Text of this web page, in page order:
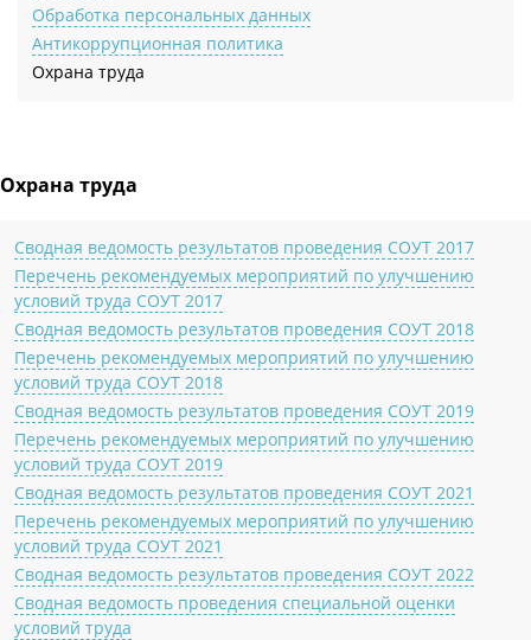
Обработка персональных данных
Антикоррупционная политика
Охрана труда
Охрана труда
Сводная ведомость результатов проведения СОУТ 2017
Перечень рекомендуемых мероприятий по улучшению
условий труда СОУТ 2017
Сводная ведомость результатов проведения СОУТ 2018
Перечень рекомендуемых мероприятий по улучшению
условий труда СОУТ 2018
Сводная ведомость результатов проведения СОУТ 2019
Перечень рекомендуемых мероприятий по улучшению
условий труда СОУТ 2019
Сводная ведомость результатов проведения СОУТ 2021
Перечень рекомендуемых мероприятий по улучшению
условий труда СОУТ 2021
Сводная ведомость результатов проведения СОУТ 2022
Сводная ведомость проведения специальной оценки
условий труда